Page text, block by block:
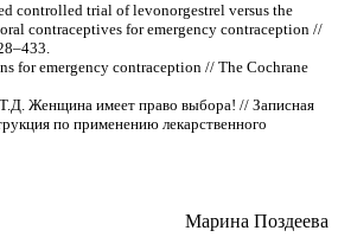
controlled trial of levonorgestrel versus the
contraceptives for emergency contraception //
for emergency contraception // The Cochrane
Женщина имеет право выбора! // Записная
по применению лекарственного
Марина Поздеева